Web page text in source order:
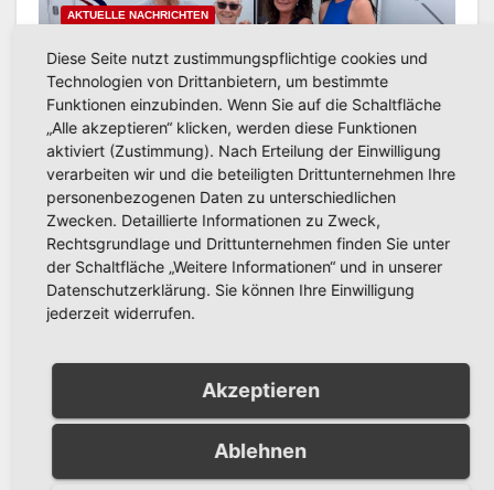
AKTUELLE NACHRICHTEN
Wohnmobilstellplatz ‚Altes
Feld‘ in Arnsberg gefeiert
AUG. 7, 2026 PRESSESTELLE STADT
ARNSBERG
AKTUELLE NACHRICHTEN
RuhrCleanUp 2026 in
Arnsberg: Müll sammeln an
September
AUG. 7, 2026 PRESSESTELLE STADT
Diese Seite nutzt zustimmungspflichtige cookies und
Technologien von Drittanbietern, um bestimmte
Funktionen einzubinden. Wenn Sie auf die Schaltfläche
„Alle akzeptieren“ klicken, werden diese Funktionen
aktiviert (Zustimmung). Nach Erteilung der Einwilligung
verarbeiten wir und die beteiligten Drittunternehmen Ihre
personenbezogenen Daten zu unterschiedlichen
Zwecken. Detaillierte Informationen zu Zweck,
Rechtsgrundlage und Drittunternehmen finden Sie unter
der Schaltfläche „Weitere Informationen“ und in unserer
Datenschutzerklärung. Sie können Ihre Einwilligung
jederzeit widerrufen.
Akzeptieren
Ablehnen